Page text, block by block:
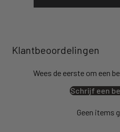
Klantbeoordelingen
Wees de eerste om een
Schrijf een
Geen items